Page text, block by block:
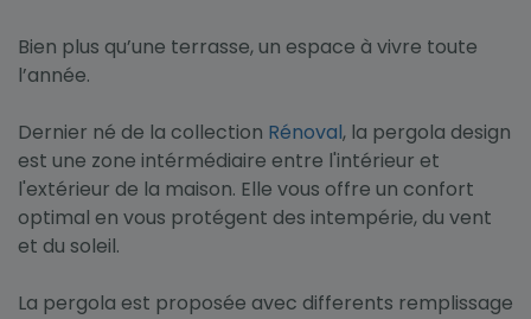
Bien plus qu’une terrasse, un espace à vivre toute
l’année.
Dernier né de la collection Rénoval, la pergola design
est une zone intérmédiaire entre l'intérieur et
l'extérieur de la maison. Elle vous offre un confort
optimal en vous protégent des intempérie, du vent
et du soleil.
La pergola est proposée avec differents remplissage